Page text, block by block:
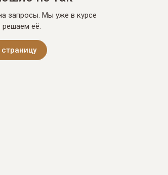
запросы. Мы уже в курсе
её.